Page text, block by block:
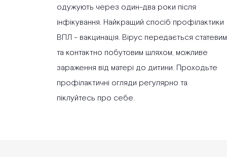
одужують через один-два роки після
інфікування. Найкращий спосіб профілактики
ВПЛ - вакцинація. Вірус передається статевим
та контактно побутовим шляхом, можливе
зараження від матері до дитини. Проходьте
профілактичні огляди регулярно та
піклуйтесь про себе.